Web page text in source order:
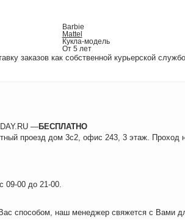
Barbie
Mattel
Кукла-модель
От 5 лет
заказов как собственной курьерской
—БЕСПЛАТНО
проезд дом 3с2, офис 243, 3 этаж. Проход
09-00 до 21-00.
способом, наш менеджер свяжется с Вами